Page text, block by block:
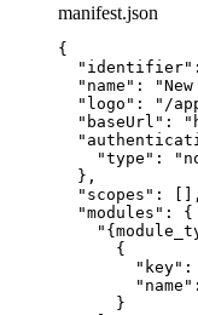
manifest.json
{
"identifier"
"name" : "
"logo" : " /
"baseUrl" : "
"type" : "
},
"scopes" : [],
"modules" : {
{
"key" :
"name"
}